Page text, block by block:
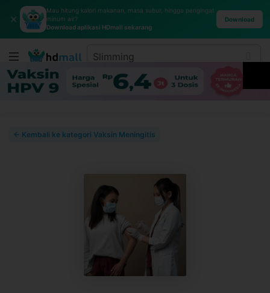
✕
Mau hitung kalori makanan, masa subur, hingga pengingat
minum air?
Download aplikasi HDmall sekarang
Download
← Kembali ke kategori Vaksin Meningitis